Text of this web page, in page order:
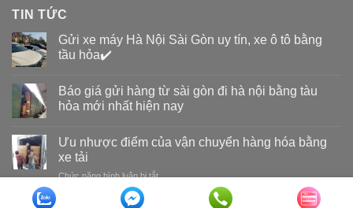
TIN TỨC
Gửi xe máy Hà Nội Sài Gòn uy tín, xe ô tô bằng
tầu hỏa✔️
Báo giá gửi hàng từ sài gòn đi hà nội bằng tàu
hỏa mới nhất hiện nay
Ưu nhược điểm của vận chuyển hàng hóa bằng
xe tải
Chức năng bình luận bị tắtở